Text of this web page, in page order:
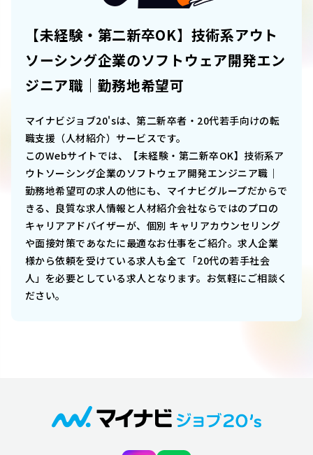
【未経験・第二新卒OK】技術系アウト
ソーシング企業のソフトウェア開発エン
ジニア職｜勤務地希望可
マイナビジョブ20'sは、第二新卒者・20代若手向けの転
職支援（人材紹介）サービスです。
このWebサイトでは、
【未経験・第二新卒OK】技術系ア
ウトソーシング企業のソフトウェア開発エンジニア職｜
勤務地希望可の求人の他にも、マイナビグループだからで
きる、良質な求人情報と人材紹介会社ならではのプロの
キャリアアドバイザーが、個別 キャリアカウンセリング
や面接対策であなたに最適なお仕事をご紹介。求人企業
様から依頼を受けている求人も全て「20代の若手社会
人」を必要としている求人となります。お気軽にご相談く
ださい。